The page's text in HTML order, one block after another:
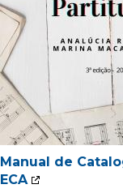
Manual de
ECA